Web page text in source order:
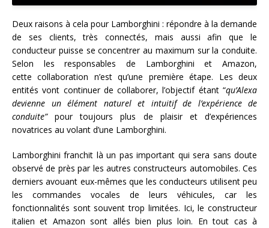
Deux raisons à cela pour Lamborghini : répondre à la demande
de ses clients, très connectés, mais aussi afin que le
conducteur puisse se concentrer au maximum sur la conduite.
Selon les responsables de Lamborghini et Amazon,
cette collaboration n’est qu’une première étape. Les deux
entités vont continuer de collaborer, l’objectif étant “qu’Alexa
devienne un élément naturel et intuitif de l’expérience de
conduite”pour toujours plus de plaisir et d’expériences
novatrices au volant d’une Lamborghini.
Lamborghini franchit là un pas important qui sera sans doute
observé de près par les autres constructeurs automobiles. Ces
derniers avouant eux-mêmes que les conducteurs utilisent peu
les commandes vocales de leurs véhicules, car les
fonctionnalités sont souvent trop limitées. Ici, le constructeur
italien et Amazon sont allés bien plus loin. En tout cas à